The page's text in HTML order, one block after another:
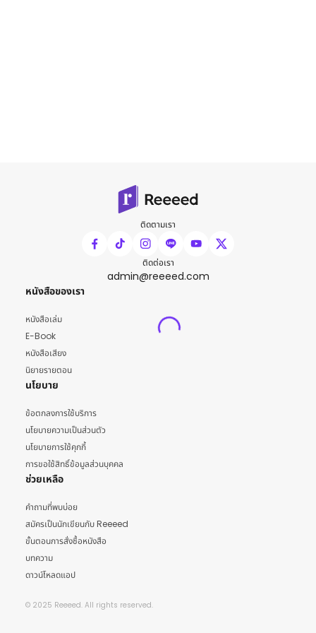
ติดตามเรา
ติดต่อเรา
admin@reeeed.com
หนังสือของเรา
หนังสือเล่ม
E-Book
หนังสือเสียง
นิยายรายตอน
นโยบาย
ข้อตกลงการใช้บริการ
นโยบายความเป็นส่วนตัว
นโยบายการใช้คุกกี้
การขอใช้สิทธิ์ข้อมูลส่วนบุคคล
ช่วยเหลือ
คำถามที่พบบ่อย
สมัครเป็นนักเขียนกับ Reeeed
ขั้นตอนการสั่งซื้อหนังสือ
บทความ
ดาวน์โหลดแอป
© 2025 Reeeed. All rights reserved.